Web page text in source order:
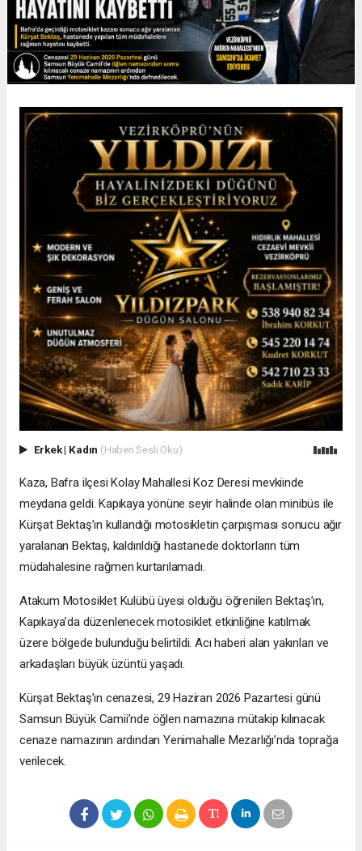
Erkek| Kadın (Haberi Sesli Oku)
Kaza, Bafra ilçesi Kolay Mahallesi Koz Deresi mevkiinde
meydana geldi. Kapıkaya yönüne seyir halinde olan minibüs ile
Kürşat Bektaş’ın kullandığı motosikletin çarpışması sonucu ağır
yaralanan Bektaş, kaldırıldığı hastanede doktorların tüm
müdahalesine rağmen kurtarılamadı.
Atakum Motosiklet Kulübü üyesi olduğu öğrenilen Bektaş’ın,
Kapıkaya’da düzenlenecek motosiklet etkinliğine katılmak
üzere bölgede bulunduğu belirtildi. Acı haberi alan yakınları ve
arkadaşları büyük üzüntü yaşadı.
Kürşat Bektaş’ın cenazesi, 29 Haziran 2026 Pazartesi günü
Samsun Büyük Camii’nde öğlen namazına mütakip kılınacak
cenaze namazının ardından Yenimahalle Mezarlığı’nda toprağa
verilecek.